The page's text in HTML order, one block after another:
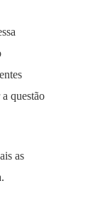
questão
as